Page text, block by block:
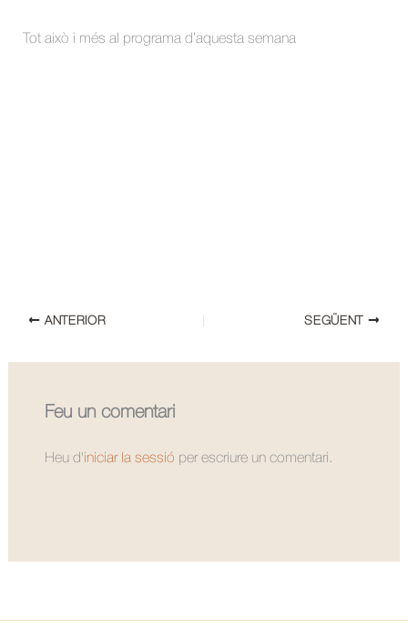
Tot això i més al programa d’aquesta semana
ANTERIOR SEGÜENT
Feu un comentari
Heu d'iniciar la sessió per escriure un comentari.